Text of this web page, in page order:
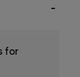
for